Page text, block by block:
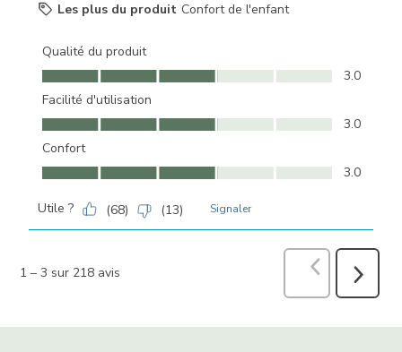
Les plus du produit Confort de l'enfant
Qualité du produit
Qualité du produit, 3.0 sur 5
3.0
Facilité d'utilisation
Facilité d'utilisation, 3.0 sur 5
3.0
Confort
Confort, 3.0 sur 5
3.0
Utile ? (68) (13) Signaler
1 – 3 sur 218 avis PrécédentSuivant
avis